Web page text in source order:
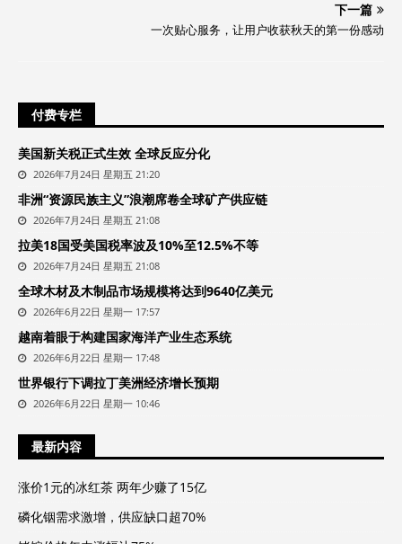
下一篇
一次贴心服务，让用户收获秋天的第一份感动
付费专栏
美国新关税正式生效 全球反应分化
2026年7月24日 星期五 21:20
非洲“资源民族主义”浪潮席卷全球矿产供应链
2026年7月24日 星期五 21:08
拉美18国受美国税率波及10%至12.5%不等
2026年7月24日 星期五 21:08
全球木材及木制品市场规模将达到9640亿美元
2026年6月22日 星期一 17:57
越南着眼于构建国家海洋产业生态系统
2026年6月22日 星期一 17:48
世界银行下调拉丁美洲经济增长预期
2026年6月22日 星期一 10:46
最新内容
涨价1元的冰红茶 两年少赚了15亿
磷化铟需求激增，供应缺口超70%